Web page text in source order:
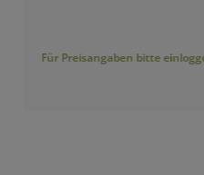
Für Preisangaben bitte einloggen!